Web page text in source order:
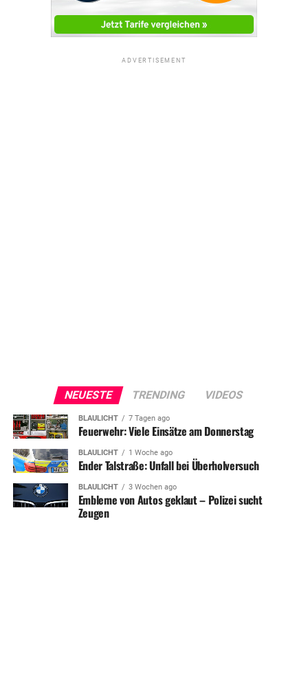
ADVERTISEMENT
NEUESTE TRENDING VIDEOS
BLAULICHT 7 Tagen ago
Feuerwehr: Viele Einsätze am Donnerstag
BLAULICHT 1 Woche ago
Ender Talstraße: Unfall bei Überholversuch
BLAULICHT 3 Wochen ago
Embleme von Autos geklaut – Polizei sucht
Zeugen